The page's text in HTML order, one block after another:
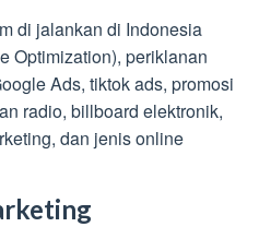
di jalankan di Indonesia
Optimization), periklanan
Ads, tiktok ads, promosi
radio, billboard elektronik,
dan jenis online